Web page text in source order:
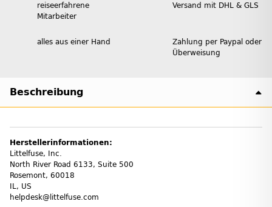
reiseerfahrene
Mitarbeiter
Versand mit DHL & GLS
alles aus einer Hand
Zahlung per Paypal oder
Überweisung
Beschreibung
Herstellerinformationen:
Littelfuse, Inc.
North River Road 6133, Suite 500
Rosemont, 60018
IL, US
helpdesk@littelfuse.com